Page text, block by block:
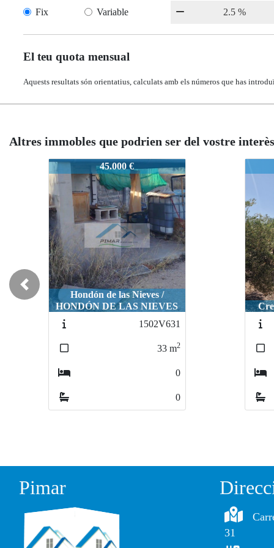
Fix Variable
El teu quota mensual
Aquests resultats són orientatius, calculats amb els números que has
Altres immobles que podrien ser del vostre interès
45.000 €
Hondón de las Nieves /
HONDÓN DE LAS NIEVES
1502V631
Crevillent
Previous
Pimar
31